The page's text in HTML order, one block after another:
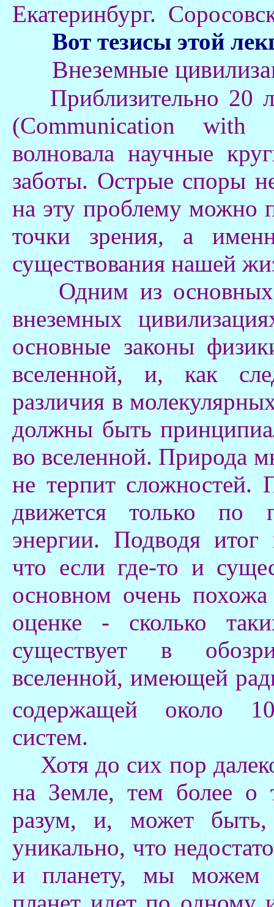
Екатеринбург.
Вот тезисы этой
Внеземные
Приблизительно 20
(Communication with
волновала научные
заботы. Острые споры
на эту проблему можно
точки зрения, а
существования нашей
Одним из основных
внеземных
основные законы
вселенной, и, как
различия в
должны быть
во вселенной. Природа
не терпит сложностей.
движется только по
энергии. Подводя итог
что если где-то и
основном очень
оценке - сколько
существует в
вселенной, имеющей
содержащей около
систем.
Хотя до сих пор
на Земле, тем более о
разум, и, может быть,
уникально, что
и планету, мы можем